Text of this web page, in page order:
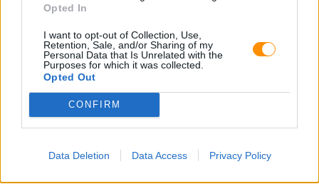
Opted In
I want to opt-out of Collection, Use,
Retention, Sale, and/or Sharing of my
Personal Data that Is Unrelated with the
Purposes for which it was collected.
Opted Out
CONFIRM
Data Deletion Data Access Privacy Policy